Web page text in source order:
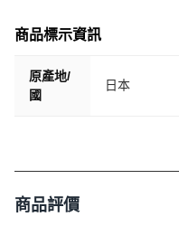
商品標示資訊
原產地/
國
日本
商品評價